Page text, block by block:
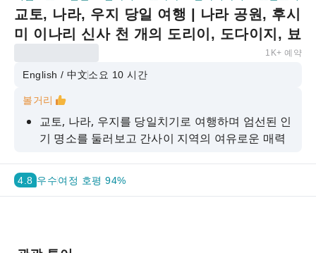
교토, 나라, 우지 당일 여행 | 나라 공원, 후시
미 이나리 신사 천 개의 도리이, 도다이지, 뵤
도인, 우지 말차 순례 | 오사카/교토 출발1K+ 예약
English / 中文소요 10 시간
볼거리
교토, 나라, 우지를 당일치기로 여행하며 엄선된 인
기 명소를 둘러보고 간사이 지역의 여유로운 매력
나라 공원에 발을 들여놓고 귀여운 사슴들을 가까
이에서 만나 잊지 못할 여행 추억을 만들어 보세요.
4.8 우수여정 호평 94%